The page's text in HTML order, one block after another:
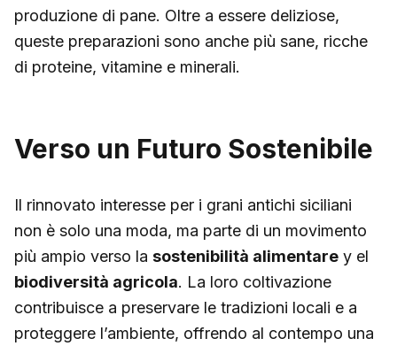
produzione di pane. Oltre a essere deliziose,
queste preparazioni sono anche più sane, ricche
di proteine, vitamine e minerali.
Verso un Futuro Sostenibile
Il rinnovato interesse per i grani antichi siciliani
non è solo una moda, ma parte di un movimento
più ampio verso la sostenibilità alimentare y el
biodiversità agricola. La loro coltivazione
contribuisce a preservare le tradizioni locali e a
proteggere l’ambiente, offrendo al contempo una